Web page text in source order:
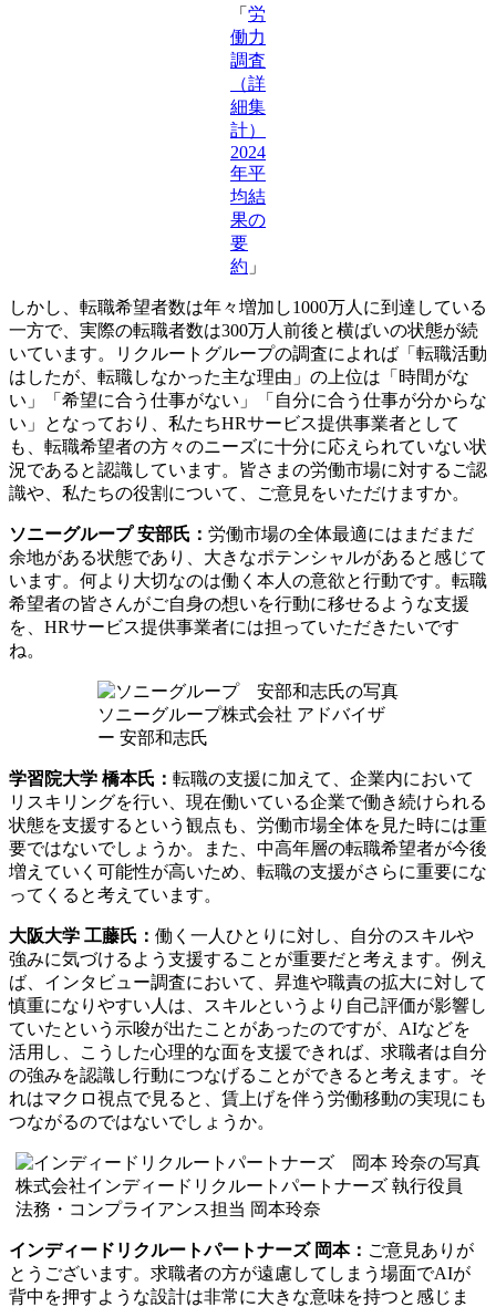
「 労
働力
調査
（詳
細集
計）
2024
年平
均結
果の
要
約 」
しかし、転職希望者数は年々増加し1000万人に到達している
一方で、実際の転職者数は300万人前後と横ばいの状態が続
いています。リクルートグループの調査によれば「転職活動
はしたが、転職しなかった主な理由」の上位は「時間がな
い」「希望に合う仕事がない」「自分に合う仕事が分からな
い」となっており、私たちHRサービス提供事業者として
も、転職希望者の方々のニーズに十分に応えられていない状
況であると認識しています。皆さまの労働市場に対するご認
識や、私たちの役割について、ご意見をいただけますか。
ソニーグループ 安部氏： 労働市場の全体最適にはまだまだ
余地がある状態であり、大きなポテンシャルがあると感じて
います。何より大切なのは働く本人の意欲と行動です。転職
希望者の皆さんがご自身の想いを行動に移せるような支援
を、HRサービス提供事業者には担っていただきたいです
ね。
ソニーグループ株式会社 アドバイザ
ー 安部和志氏
学習院大学 橋本氏： 転職の支援に加えて、企業内において
リスキリングを行い、現在働いている企業で働き続けられる
状態を支援するという観点も、労働市場全体を見た時には重
要ではないでしょうか。また、中高年層の転職希望者が今後
増えていく可能性が高いため、転職の支援がさらに重要にな
ってくると考えています。
大阪大学 工藤氏： 働く一人ひとりに対し、自分のスキルや
強みに気づけるよう支援することが重要だと考えます。例え
ば、インタビュー調査において、昇進や職責の拡大に対して
慎重になりやすい人は、スキルというより自己評価が影響し
ていたという示唆が出たことがあったのですが、AIなどを
活用し、こうした心理的な面を支援できれば、求職者は自分
の強みを認識し行動につなげることができると考えます。そ
れはマクロ視点で見ると、賃上げを伴う労働移動の実現にも
つながるのではないでしょうか。
株式会社インディードリクルートパートナーズ 執行役員
法務・コンプライアンス担当 岡本玲奈
インディードリクルートパートナーズ 岡本： ご意見ありが
とうございます。求職者の方が遠慮してしまう場面でAIが
背中を押すような設計は非常に大きな意味を持つと感じま